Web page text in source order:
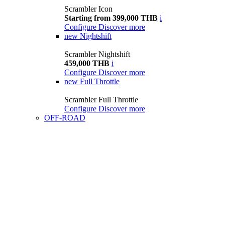
Scrambler Icon
Starting from 399,000 THB i
Configure Discover more
new Nightshift
Scrambler Nightshift
459,000 THB i
Configure Discover more
new Full Throttle
Scrambler Full Throttle
Configure Discover more
OFF-ROAD